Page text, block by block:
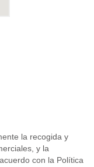
la recogida y
y la
con la Política